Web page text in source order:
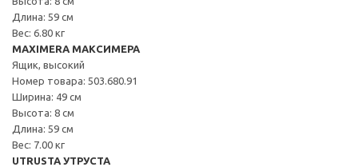
Длина: 59 см
Вес: 6.80 кг
MAXIMERA МАКСИМЕРА
Ящик, высокий
Номер товара: 503.680.91
Ширина: 49 см
Высота: 8 см
Длина: 59 см
Вес: 7.00 кг
UTRUSTA УТРУСТА